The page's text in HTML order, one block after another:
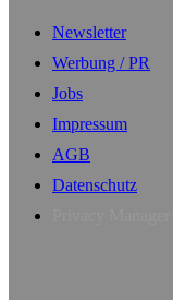
Newsletter
Werbung / PR
Jobs
Impressum
AGB
Datenschutz